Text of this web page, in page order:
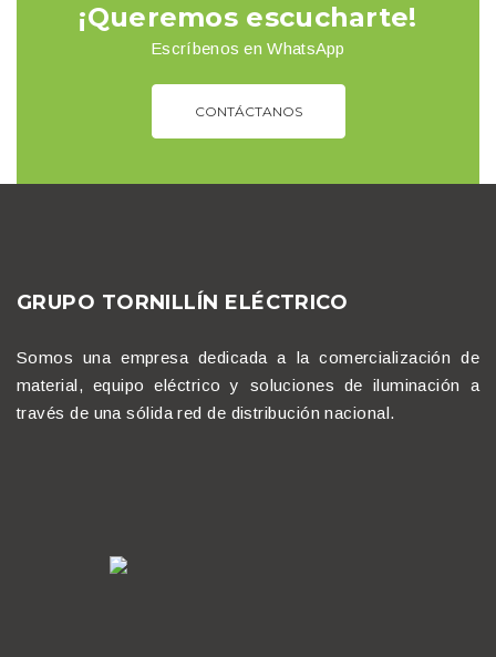
¡Queremos escucharte!
Escríbenos en WhatsApp
CONTÁCTANOS
GRUPO TORNILLÍN ELÉCTRICO
Somos una empresa dedicada a la comercialización de
material, equipo eléctrico y soluciones de iluminación a
través de una sólida red de distribución nacional.